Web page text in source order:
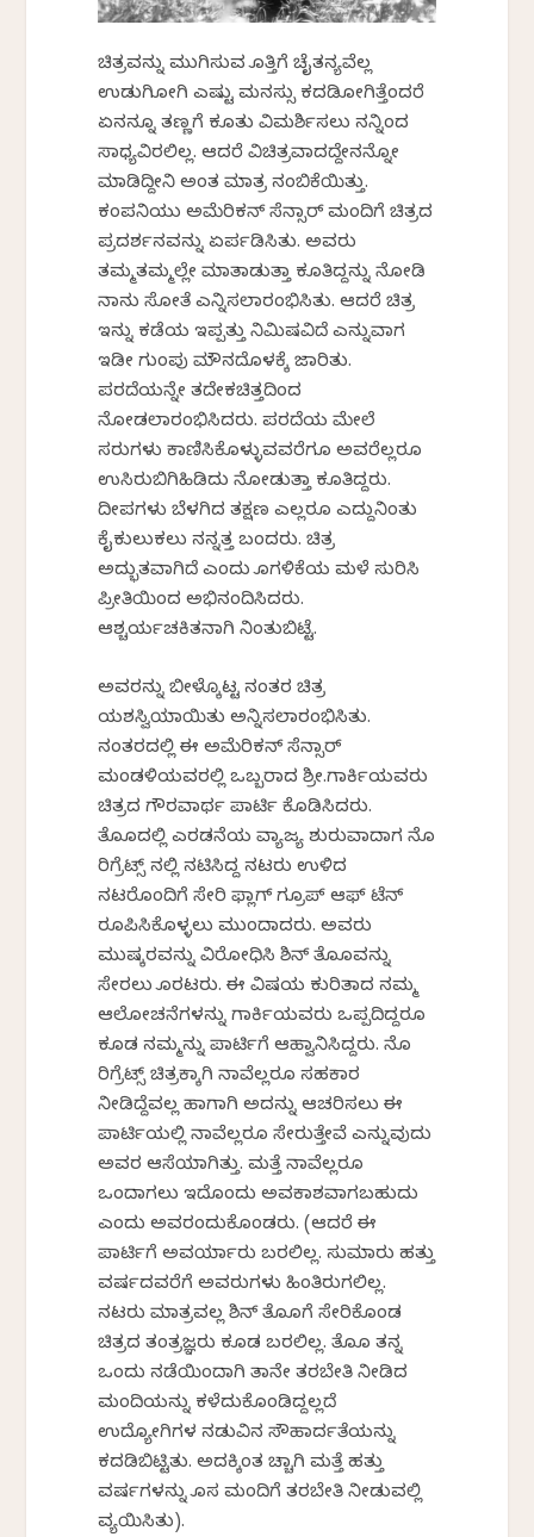
ಚಿತ್ರವನ್ನು ಮುಗಿಸುವ ಹೊತ್ತಿಗೆ ಚೈತನ್ಯವೆಲ್ಲ
ಉಡುಗಿಹೋಗಿ ಎಷ್ಟು ಮನಸ್ಸು ಕದಡಿಹೋಗಿತ್ತೆಂದರೆ
ಏನನ್ನೂ ತಣ್ಣಗೆ ಕೂತು ವಿಮರ್ಶಿಸಲು ನನ್ನಿಂದ
ಸಾಧ್ಯವಿರಲಿಲ್ಲ. ಆದರೆ ವಿಚಿತ್ರವಾದದ್ದೇನನ್ನೋ
ಮಾಡಿದ್ದೀನಿ ಅಂತ ಮಾತ್ರ ನಂಬಿಕೆಯಿತ್ತು.
ಕಂಪನಿಯು ಅಮೆರಿಕನ್ ಸೆನ್ಸಾರ್ ಮಂದಿಗೆ ಚಿತ್ರದ
ಪ್ರದರ್ಶನವನ್ನು ಏರ್ಪಡಿಸಿತು. ಅವರು
ತಮ್ಮತಮ್ಮಲ್ಲೇ ಮಾತಾಡುತ್ತಾ ಕೂತಿದ್ದನ್ನು ನೋಡಿ
ನಾನು ಸೋತೆ ಎನ್ನಿಸಲಾರಂಭಿಸಿತು. ಆದರೆ ಚಿತ್ರ
ಇನ್ನು ಕಡೆಯ ಇಪ್ಪತ್ತು ನಿಮಿಷವಿದೆ ಎನ್ನುವಾಗ
ಇಡೀ ಗುಂಪು ಮೌನದೊಳಕ್ಕೆ ಜಾರಿತು.
ಪರದೆಯನ್ನೇ ತದೇಕಚಿತ್ತದಿಂದ
ನೋಡಲಾರಂಭಿಸಿದರು. ಪರದೆಯ ಮೇಲೆ
ಹೆಸರುಗಳು ಕಾಣಿಸಿಕೊಳ್ಳುವವರೆಗೂ ಅವರೆಲ್ಲರೂ
ಉಸಿರುಬಿಗಿಹಿಡಿದು ನೋಡುತ್ತಾ ಕೂತಿದ್ದರು.
ದೀಪಗಳು ಬೆಳಗಿದ ತಕ್ಷಣ ಎಲ್ಲರೂ ಎದ್ದುನಿಂತು
ಕೈಕುಲುಕಲು ನನ್ನತ್ತ ಬಂದರು. ಚಿತ್ರ
ಅದ್ಭುತವಾಗಿದೆ ಎಂದು ಹೊಗಳಿಕೆಯ ಮಳೆ ಸುರಿಸಿ
ಪ್ರೀತಿಯಿಂದ ಅಭಿನಂದಿಸಿದರು.
ಆಶ್ಚರ್ಯಚಕಿತನಾಗಿ ನಿಂತುಬಿಟ್ಟೆ.
ಅವರನ್ನು ಬೀಳ್ಕೊಟ್ಟ ನಂತರ ಚಿತ್ರ
ಯಶಸ್ವಿಯಾಯಿತು ಅನ್ನಿಸಲಾರಂಭಿಸಿತು.
ನಂತರದಲ್ಲಿ ಈ ಅಮೆರಿಕನ್ ಸೆನ್ಸಾರ್
ಮಂಡಳಿಯವರಲ್ಲಿ ಒಬ್ಬರಾದ ಶ್ರೀ.ಗಾರ್ಕಿಯವರು
ಚಿತ್ರದ ಗೌರವಾರ್ಥ ಪಾರ್ಟಿ ಕೊಡಿಸಿದರು.
ತೊಹೊದಲ್ಲಿ ಎರಡನೆಯ ವ್ಯಾಜ್ಯ ಶುರುವಾದಾಗ ನೊ
ರಿಗ್ರೆಟ್ಸ್ ನಲ್ಲಿ ನಟಿಸಿದ್ದ ನಟರು ಉಳಿದ
ನಟರೊಂದಿಗೆ ಸೇರಿ ಫ್ಲಾಗ್ ಗ್ರೂಪ್ ಆಫ್ ಟೆನ್
ರೂಪಿಸಿಕೊಳ್ಳಲು ಮುಂದಾದರು. ಅವರು
ಮುಷ್ಕರವನ್ನು ವಿರೋಧಿಸಿ ಶಿನ್ ತೊಹೊವನ್ನು
ಸೇರಲು ಹೊರಟರು. ಈ ವಿಷಯ ಕುರಿತಾದ ನಮ್ಮ
ಆಲೋಚನೆಗಳನ್ನು ಗಾರ್ಕಿಯವರು ಒಪ್ಪದಿದ್ದರೂ
ಕೂಡ ನಮ್ಮನ್ನು ಪಾರ್ಟಿಗೆ ಆಹ್ವಾನಿಸಿದ್ದರು. ನೊ
ರಿಗ್ರೆಟ್ಸ್ ಚಿತ್ರಕ್ಕಾಗಿ ನಾವೆಲ್ಲರೂ ಸಹಕಾರ
ನೀಡಿದ್ದೆವಲ್ಲ ಹಾಗಾಗಿ ಅದನ್ನು ಆಚರಿಸಲು ಈ
ಪಾರ್ಟಿಯಲ್ಲಿ ನಾವೆಲ್ಲರೂ ಸೇರುತ್ತೇವೆ ಎನ್ನುವುದು
ಅವರ ಆಸೆಯಾಗಿತ್ತು. ಮತ್ತೆ ನಾವೆಲ್ಲರೂ
ಒಂದಾಗಲು ಇದೊಂದು ಅವಕಾಶವಾಗಬಹುದು
ಎಂದು ಅವರಂದುಕೊಂಡರು. (ಆದರೆ ಈ
ಪಾರ್ಟಿಗೆ ಅವರ್ಯಾರು ಬರಲಿಲ್ಲ. ಸುಮಾರು ಹತ್ತು
ವರ್ಷದವರೆಗೆ ಅವರುಗಳು ಹಿಂತಿರುಗಲಿಲ್ಲ.
ನಟರು ಮಾತ್ರವಲ್ಲ ಶಿನ್ ತೊಹೊಗೆ ಸೇರಿಕೊಂಡ
ಚಿತ್ರದ ತಂತ್ರಜ್ಞರು ಕೂಡ ಬರಲಿಲ್ಲ. ತೊಹೊ ತನ್ನ
ಒಂದು ನಡೆಯಿಂದಾಗಿ ತಾನೇ ತರಬೇತಿ ನೀಡಿದ
ಮಂದಿಯನ್ನು ಕಳೆದುಕೊಂಡಿದ್ದಲ್ಲದೆ
ಉದ್ಯೋಗಿಗಳ ನಡುವಿನ ಸೌಹಾರ್ದತೆಯನ್ನು
ಕದಡಿಬಿಟ್ಟಿತು. ಅದಕ್ಕಿಂತ ಹೆಚ್ಚಾಗಿ ಮತ್ತೆ ಹತ್ತು
ವರ್ಷಗಳನ್ನು ಹೊಸ ಮಂದಿಗೆ ತರಬೇತಿ ನೀಡುವಲ್ಲಿ
ವ್ಯಯಿಸಿತು).